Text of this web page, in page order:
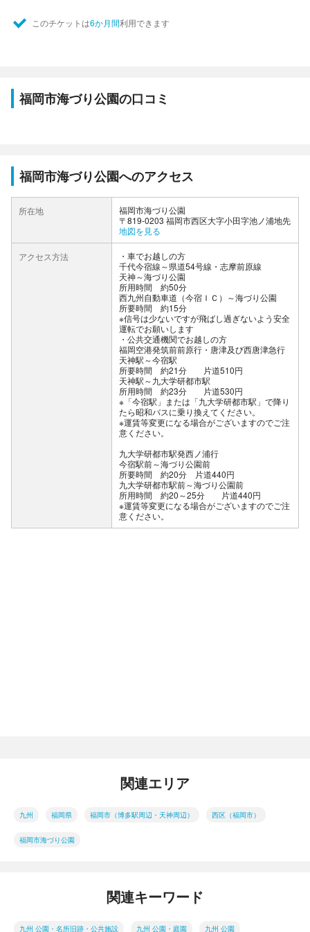
このチケットは6か月間利用できます
福岡市海づり公園の口コミ
福岡市海づり公園へのアクセス
所在地
福岡市海づり公園
〒819-0203 福岡市西区大字小田字池ノ浦地先
地図を見る
アクセス方法
車でお越しの方
千代今宿線～県道54号線・志摩前原線
天神～海づり公園
所用時間 約50分
西九州自動車道（今宿ＩＣ）～海づり公園
所要時間 約15分
※信号は少ないですが飛ばし過ぎないよう安全
運転でお願いします
公共交通機関でお越しの方
福岡空港発筑前前原行・唐津及び西唐津急行
天神駅～今宿駅
所要時間 約21分 片道510円
天神駅～九大学研都市駅
所用時間 約23分 片道530円
※「今宿駅」または「九大学研都市駅」で降り
たら昭和バスに乗り換えてください。
※運賃等変更になる場合がございますのでご注
意ください。
九大学研都市駅発西ノ浦行
今宿駅前～海づり公園前
所要時間 約20分 片道440円
九大学研都市駅前～海づり公園前
所用時間 約20～25分 片道440円
※運賃等変更になる場合がございますのでご注
意ください。
関連エリア
九州 福岡県 福岡市（博多駅周辺・天神周辺） 西区（福岡市）
福岡市海づり公園
関連キーワード
九州 公園・名所旧跡・公共施設 九州 公園・庭園 九州 公園